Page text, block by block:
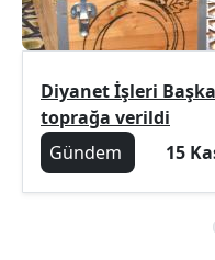
Diyanet İşleri
toprağa verildi
Gündem
15